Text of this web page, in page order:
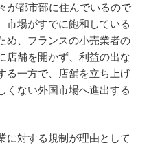
が都市部に住んでいるので
市場がすでに飽和している
め、フランスの小売業者の
店舗を開かず、利益の出な
る一方で、店舗を立ち上げ
くない外国市場へ進出する
に対する規制が理由として